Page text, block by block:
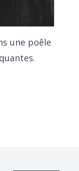
une poêle